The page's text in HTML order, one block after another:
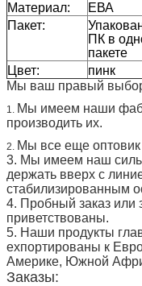
Материал:
ЕВА
Пакет:
ПК в
пакете
Цвет:
пинк
Мы ваш правый
1. Мы имеем наши
производить их.
2. Мы все еще оптовик
3. Мы имеем наш
держать вверх с
стабилизированным
4. Пробный заказ или
приветствованы.
5. Наши продукты
ехпортированы к
Америке, Южной
Заказы: